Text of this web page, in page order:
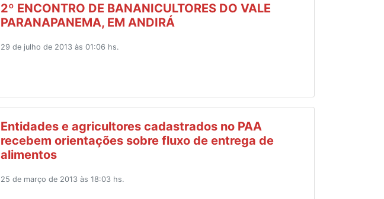
2º ENCONTRO DE BANANICULTORES DO VALE
PARANAPANEMA, EM ANDIRÁ
29 de julho de 2013 às 01:06 hs.
Entidades e agricultores cadastrados no PAA
recebem orientações sobre fluxo de entrega de
alimentos
25 de março de 2013 às 18:03 hs.